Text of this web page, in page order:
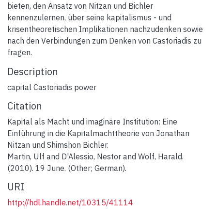
bieten, den Ansatz von Nitzan und Bichler
kennenzulernen, über seine kapitalismus - und
krisentheoretischen Implikationen nachzudenken sowie
nach den Verbindungen zum Denken von Castoriadis zu
fragen.
Description
capital Castoriadis power
Citation
Kapital als Macht und imaginäre Institution: Eine
Einführung in die Kapitalmachttheorie von Jonathan
Nitzan und Shimshon Bichler.
Martin, Ulf and D'Alessio, Nestor and Wolf, Harald.
(2010). 19 June. (Other; German).
URI
http://hdl.handle.net/10315/41114